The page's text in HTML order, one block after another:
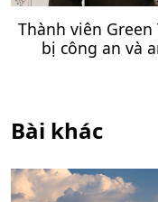
Thành viên
bị công an và
Bài khác